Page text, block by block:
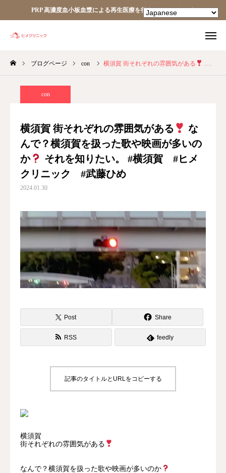
PRP 高濃度血小板血漿による再生医療を行うクリニックです
ブログページ con 横須賀 街それぞれの雰囲気がある
con
横須賀 街それぞれの雰囲気がある
な
んで？横須賀を扱った歌や映画が多いの
か
それを知りたい。 #横須賀 #ヒメ
クリニック #武藤ひめ
2024.01.30
Post Share
RSS feedly
記事のタイトルとURLをコピーする
横須賀
街それぞれの雰囲気がある
なんで？横須賀を扱った歌や映画が多いのか
TEL facebook
Instagram
あなたの細胞が、あなたを治す。
ヒメクリニック
ニュース
診療案内
診察予約